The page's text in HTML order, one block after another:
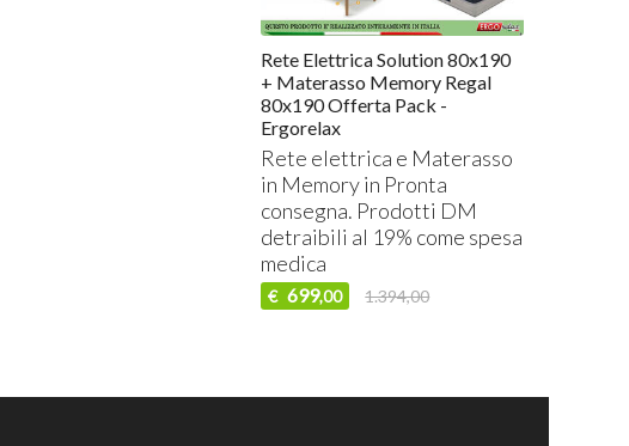
Rete Elettrica Solution 80x190
+ Materasso Memory Regal
80x190 Offerta Pack -
Ergorelax
Rete elettrica e Materasso
in Memory in Pronta
consegna. Prodotti DM
detraibili al 19% come spesa
medica
€ 699,00 1.394,00